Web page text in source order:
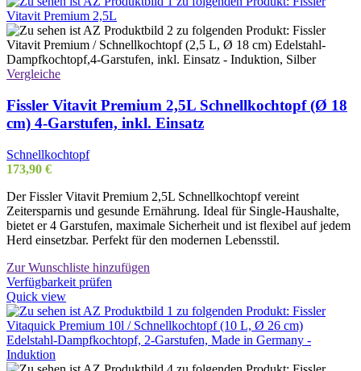
Vergleiche
Fissler Vitavit Premium 2,5L Schnellkochtopf (Ø 18
cm) 4-Garstufen, inkl. Einsatz
Schnellkochtopf
173,90 €
Der Fissler Vitavit Premium 2,5L Schnellkochtopf vereint
Zeitersparnis und gesunde Ernährung. Ideal für Single-Haushalte,
bietet er 4 Garstufen, maximale Sicherheit und ist flexibel auf jedem
Herd einsetzbar. Perfekt für den modernen Lebensstil.
Zur Wunschliste hinzufügen
Verfügbarkeit prüfen
Quick view